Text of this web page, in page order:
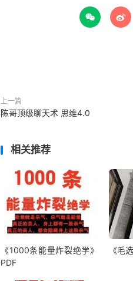
 
上一篇
陈哥顶级聊天术 思维4.0
相关推荐
《1000‮能条‬‎量‮裂炸‬‎绝学》
PDF